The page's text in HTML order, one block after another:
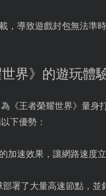
，導致遊戲封包無法準
界》的遊玩體
《王者榮耀世界》量身
下優勢：
加速效果，讓網路速度立
部署了大量高速節點，並